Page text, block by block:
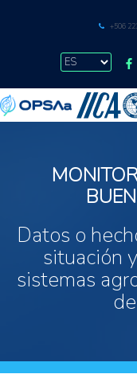
+506
Datos o
situación
sistemas